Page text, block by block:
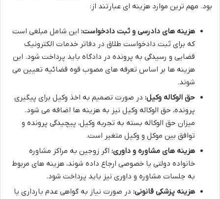
بود. مهم ترین موارد هزینه ای عبارتند از:
هزینه های دادرسی و ثبت دادخواست: این شامل مبلغی است
که برای ثبت دادخواست طلاق در دفاتر خدمات الکترونیک
قضایی و رسیدگی به پرونده در دادگاه باید پرداخت شود. این
هزینه ها بر اساس تعرفه های مصوب قوه قضائیه تعیین می
شوند.
حق الوکاله وکیل: در صورت تصمیم به اخذ وکیل برای پیگیری
پرونده، حق الوکاله وکیل نیز به هزینه ها اضافه می شود.
میزان حق الوکاله بسته به تجربه وکیل، پیچیدگی پرونده و
توافق بین موکل و وکیل متغیر است.
هزینه های مشاوره و داوری: اگر زوجین به مراکز مشاوره
خانواده دولتی یا خصوصی ارجاع داده شوند، هزینه های مربوط
به جلسات مشاوره و داوری نیز باید پرداخت شود.
هزینه پزشکی قانونی: در صورت نیاز به گواهی عدم بارداری یا